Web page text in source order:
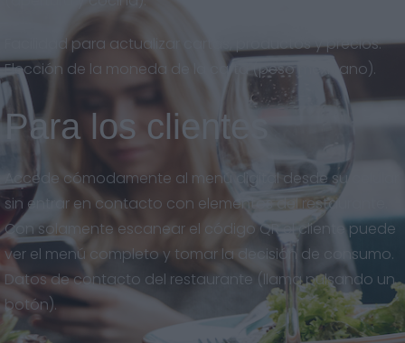
Facilidad para actualizar cartas, productos y precios.
Elección de la moneda de la carta (peso mexicano).
Para los clientes
Accede cómodamente al menú digital desde su celular
sin entrar en contacto con elementos del restaurante.
Con solamente escanear el código QR el cliente puede
ver el menú completo y tomar la decisión de consumo.
Datos de contacto del restaurante (llama pulsando un
botón).